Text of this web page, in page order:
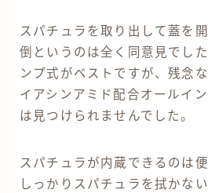
スパチュラを取り出して蓋を
倒というのは全く同意見でし
ンプ式がベストですが、残念
イアシンアミド配合オールイ
は見つけられませんでした。
スパチュラが内蔵できるのは
しっかりスパチュラを拭かな